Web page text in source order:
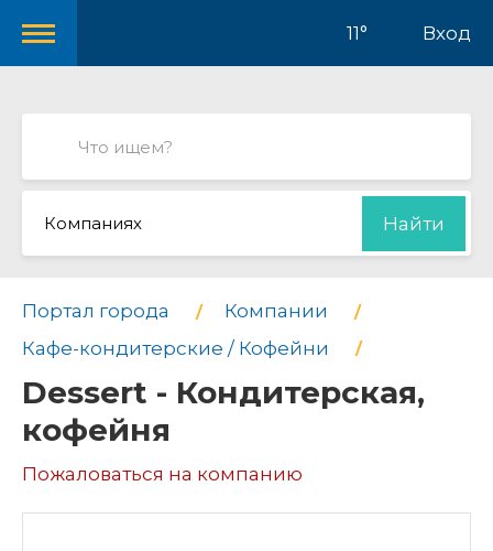
11° Вход
Компаниях Найти
Портал города
Компании
Кафе-кондитерские / Кофейни
Dessert - Кондитерская,
кофейня
Пожаловаться на компанию